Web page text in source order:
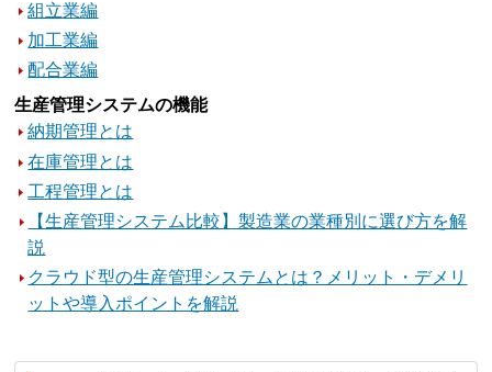
組立業編
加工業編
配合業編
生産管理システムの機能
納期管理とは
在庫管理とは
工程管理とは
【生産管理システム比較】製造業の業種別に選び方を解
説
クラウド型の生産管理システムとは？メリット・デメリ
ットや導入ポイントを解説